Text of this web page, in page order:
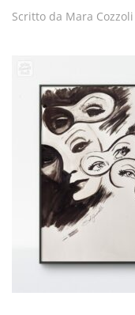
Scritto da Mara Cozzoli